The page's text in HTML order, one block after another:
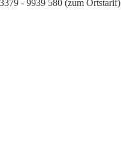
- 9939 580 (zum Ortstarif)